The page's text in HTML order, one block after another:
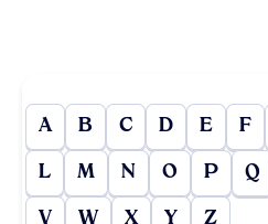
A B C D E F
L M N O P Q
V W X Y Z